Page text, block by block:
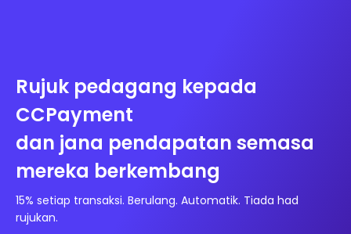
Rujuk pedagang kepada
CCPayment
dan jana pendapatan semasa
mereka berkembang
15% setiap transaksi. Berulang. Automatik. Tiada had
rujukan.